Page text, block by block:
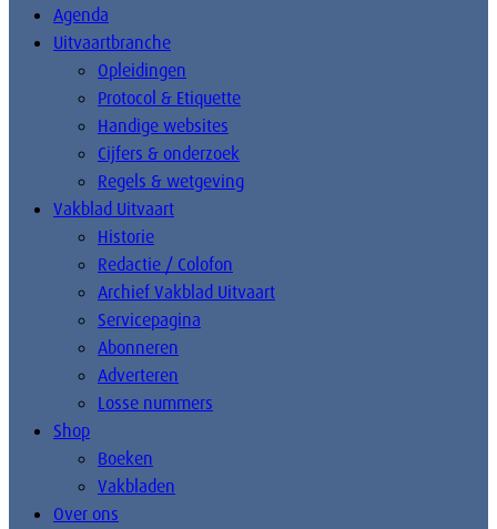
Agenda
Uitvaartbranche
Opleidingen
Protocol & Etiquette
Handige websites
Cijfers & onderzoek
Regels & wetgeving
Vakblad Uitvaart
Historie
Redactie / Colofon
Archief Vakblad Uitvaart
Servicepagina
Abonneren
Adverteren
Losse nummers
Shop
Boeken
Vakbladen
Over ons